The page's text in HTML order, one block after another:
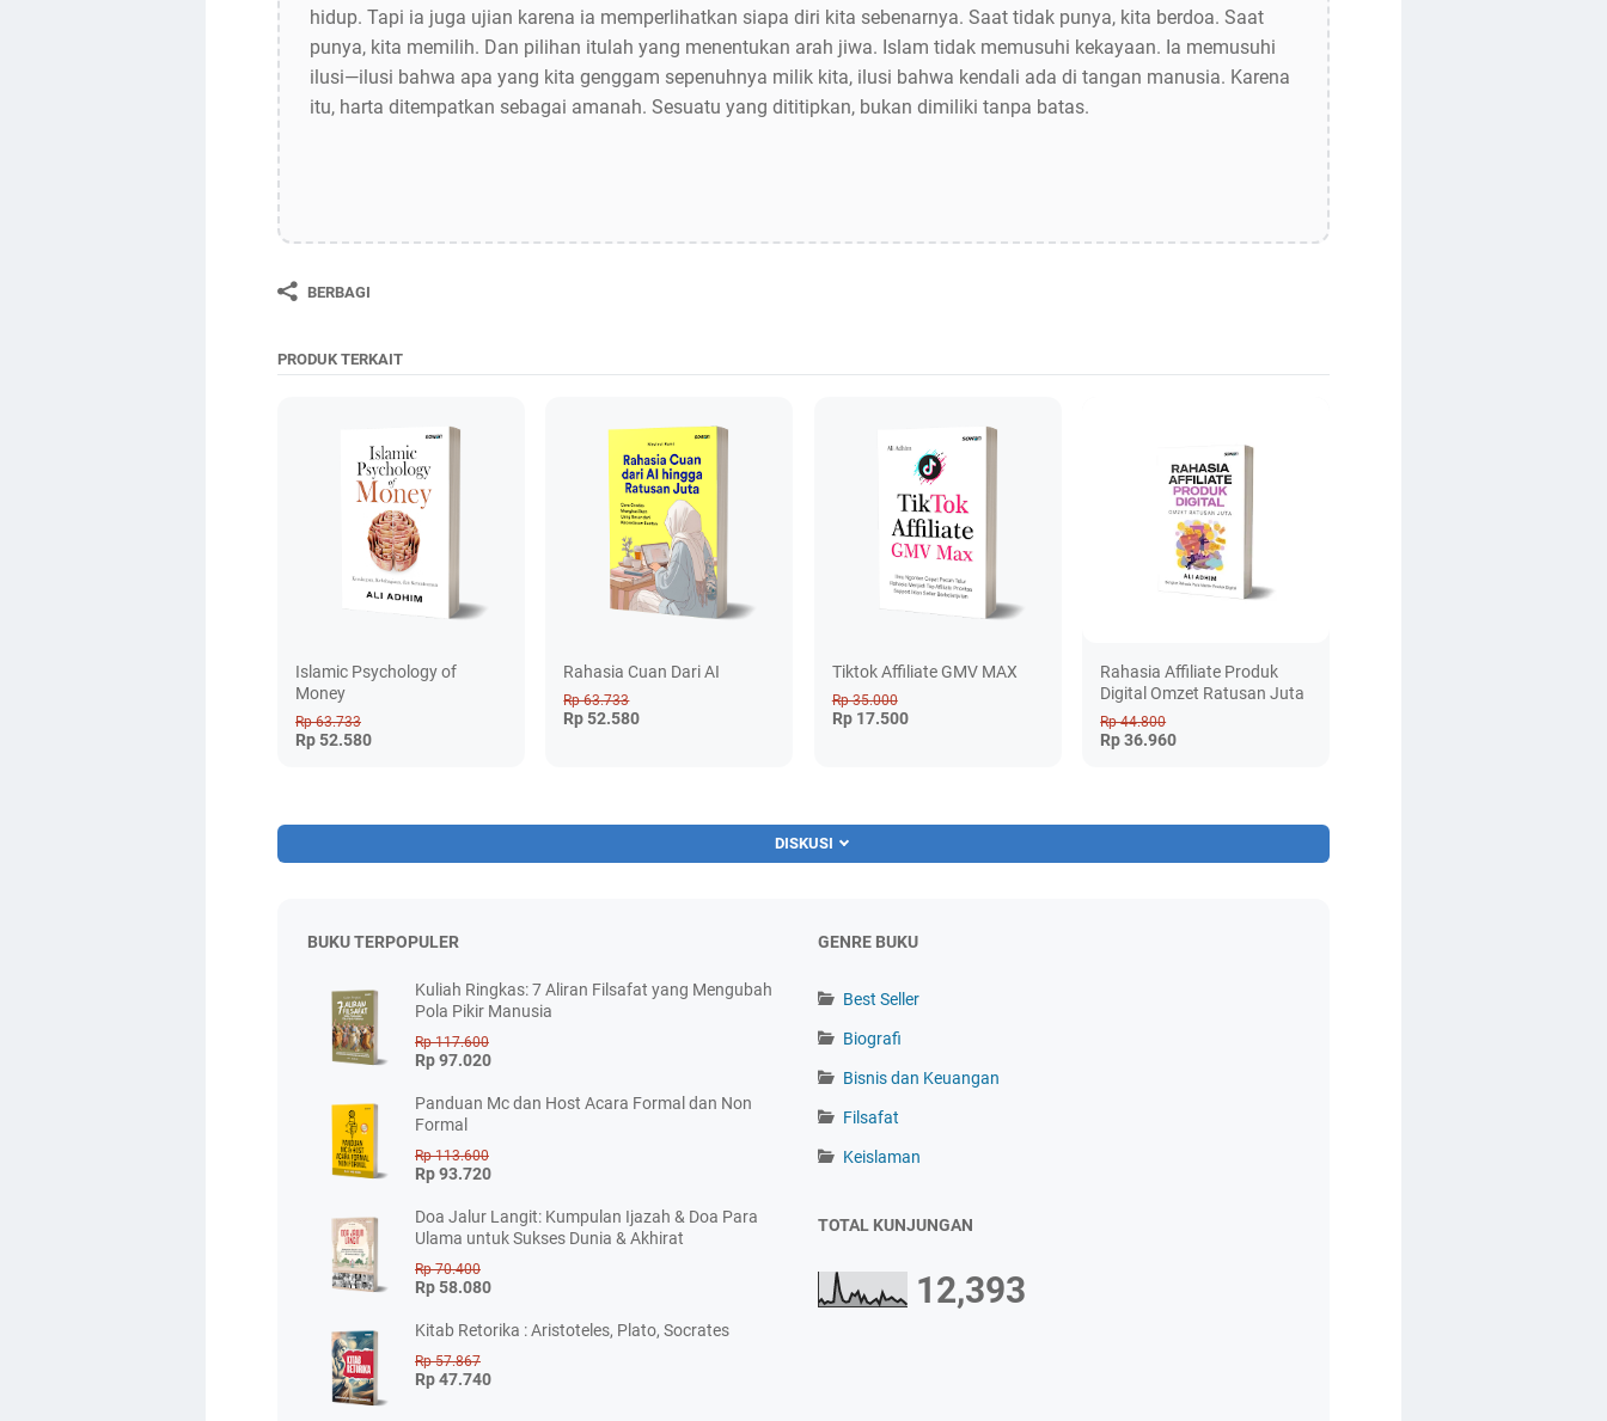
hidup. Tapi ia juga ujian karena ia memperlihatkan siapa diri kita sebenarnya. Saat tidak punya, kita berdoa. Saat
punya, kita memilih. Dan pilihan itulah yang menentukan arah jiwa. Islam tidak memusuhi kekayaan. Ia memusuhi
ilusi—ilusi bahwa apa yang kita genggam sepenuhnya milik kita, ilusi bahwa kendali ada di tangan manusia. Karena
itu, harta ditempatkan sebagai amanah. Sesuatu yang dititipkan, bukan dimiliki tanpa batas.
BERBAGI
PRODUK TERKAIT
Islamic Psychology of
Money
Rp 63.733
Rp 52.580
Rahasia Cuan Dari AI
Rp 63.733
Rp 52.580
Tiktok Affiliate GMV MAX
Rp 35.000
Rp 17.500
Rahasia Affiliate Produk
Digital Omzet Ratusan Juta
Rp 44.800
Rp 36.960
DISKUSI
BUKU TERPOPULER
Kuliah Ringkas: 7 Aliran Filsafat yang Mengubah
Pola Pikir Manusia
Rp 117.600
Rp 97.020
Panduan Mc dan Host Acara Formal dan Non
Formal
Rp 113.600
Rp 93.720
Doa Jalur Langit: Kumpulan Ijazah & Doa Para
Ulama untuk Sukses Dunia & Akhirat
Rp 70.400
Rp 58.080
Kitab Retorika : Aristoteles, Plato, Socrates
Rp 57.867
Rp 47.740
GENRE BUKU
Best Seller
Biografi
Bisnis dan Keuangan
Filsafat
Keislaman
TOTAL KUNJUNGAN
12,393